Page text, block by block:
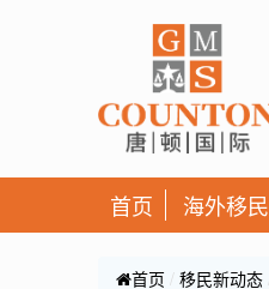
首页 海外移民
首页 移民新动态